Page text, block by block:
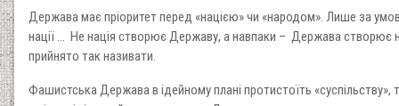
Держава має пріоритет перед «нацією» чи «народом». Лише за
нації ... Не нація створює Державу, а навпаки – Держава створює
прийнято так називати.
Фашистська Держава в ідейному плані протистоїть